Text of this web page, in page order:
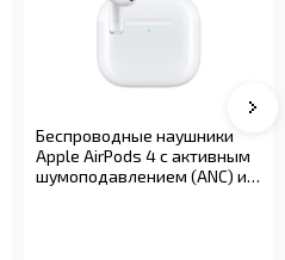
Беспроводные наушники
Apple AirPods 4 с активным
шумоподавлением (ANC) и